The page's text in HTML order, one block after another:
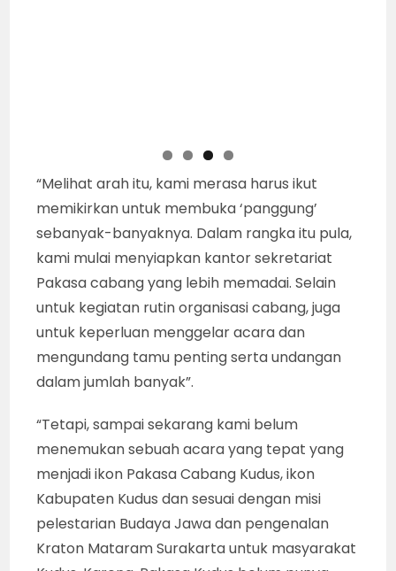
“Melihat arah itu, kami merasa harus ikut
memikirkan untuk membuka ‘panggung’
sebanyak-banyaknya. Dalam rangka itu pula,
kami mulai menyiapkan kantor sekretariat
Pakasa cabang yang lebih memadai. Selain
untuk kegiatan rutin organisasi cabang, juga
untuk keperluan menggelar acara dan
mengundang tamu penting serta undangan
dalam jumlah banyak”.
“Tetapi, sampai sekarang kami belum
menemukan sebuah acara yang tepat yang
menjadi ikon Pakasa Cabang Kudus, ikon
Kabupaten Kudus dan sesuai dengan misi
pelestarian Budaya Jawa dan pengenalan
Kraton Mataram Surakarta untuk masyarakat